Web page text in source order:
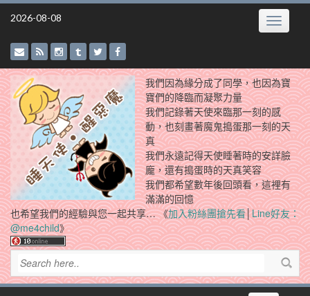
Skip
2026-08-08 Toggle
我們因為緣分成了同學，也因為寶
寶們的降臨而凝聚力量
我們記錄著天使來臨那一刻的感
動，也刻畫著魔鬼搗蛋那一刻的天
真
我們永遠記得天使睡著時的安詳臉
龐，還有搗蛋時的天真笑容
我們都希望數年後回頭看，這裡有
滿滿的回憶
也希望我們的經驗與您一起共享… 《加入粉絲團搶先看│Line好友：
@me4child》